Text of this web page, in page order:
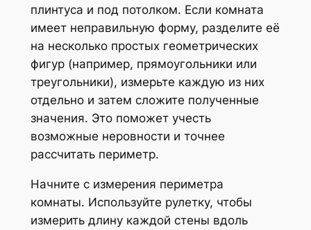
плинтуса и под потолком. Если комната
имеет неправильную форму, разделите её
на несколько простых геометрических
фигур (например, прямоугольники или
треугольники), измерьте каждую из них
отдельно и затем сложите полученные
значения. Это поможет учесть
возможные неровности и точнее
рассчитать периметр.
Начните с измерения периметра
комнаты. Используйте рулетку, чтобы
измерить длину каждой стены вдоль